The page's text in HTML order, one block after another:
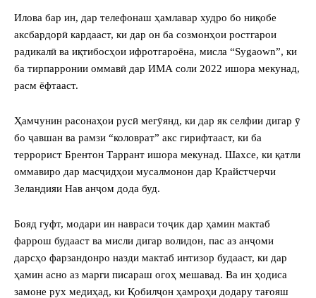
Илова бар ин, дар телефонаш ҳамлавар худро бо ниқобе
аксбардорӣ кардааст, ки дар он ба созмонҳои ростгарои
радикалӣ ва иқтибосҳои ифротгароёна, мисла “Sygaown”, ки
ба тирпарронии оммавӣ дар ИМА соли 2022 ишора мекунад,
расм ёфтааст.
Ҳамчунин расонаҳои русӣ мегӯянд, ки дар як селфии дигар ӯ
бо ҷавшан ва рамзи “коловрат” акс гирифтааст, ки ба
террорист Брентон Таррант ишора мекунад. Шахсе, ки қатли
оммавиро дар масҷидҳои мусалмонон дар Крайстчерчи
Зеландияи Нав анҷом дода буд.
Бояд гуфт, модари ин навраси тоҷик дар ҳамин мактаб
фаррош будааст ва мисли дигар волидон, пас аз анҷоми
дарсҳо фарзандонро назди мактаб интизор будааст, ки дар
ҳамин асно аз марги писараш огоҳ мешавад. Ва ин ҳодиса
замоне рух медиҳад, ки Қобилҷон ҳамроҳи додару тағояш